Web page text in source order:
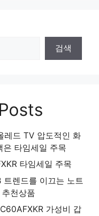
검색
레드 TV 압도적인 화
은 타임세일 주목
타임세일 주목
렌드를 이끄는 노트
천상품
가성비 갑